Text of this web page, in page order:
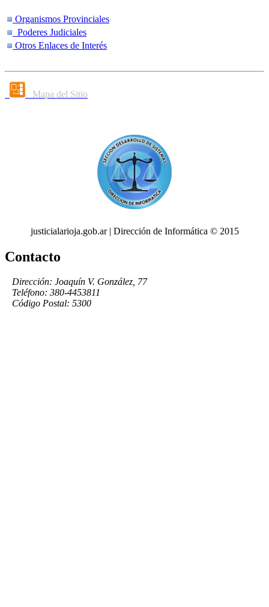
Organismos Provinciales
Poderes Judiciales
Otros Enlaces de Interés
Mapa del Sitio
justicialarioja.gob.ar | Dirección de Informática © 2015
Contacto
Dirección: Joaquín V. González, 77
Teléfono: 380-4453811
Código Postal: 5300